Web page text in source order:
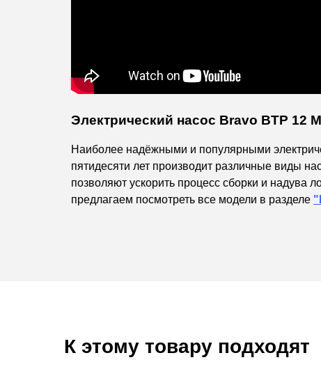
Электрический насос Bravo BTP 12 M
Наиболее надёжными и популярными
пятидесяти лет производит различные виды
позволяют ускорить процесс сборки и надува
предлагаем посмотреть все модели в разделе
К этому товару подходят